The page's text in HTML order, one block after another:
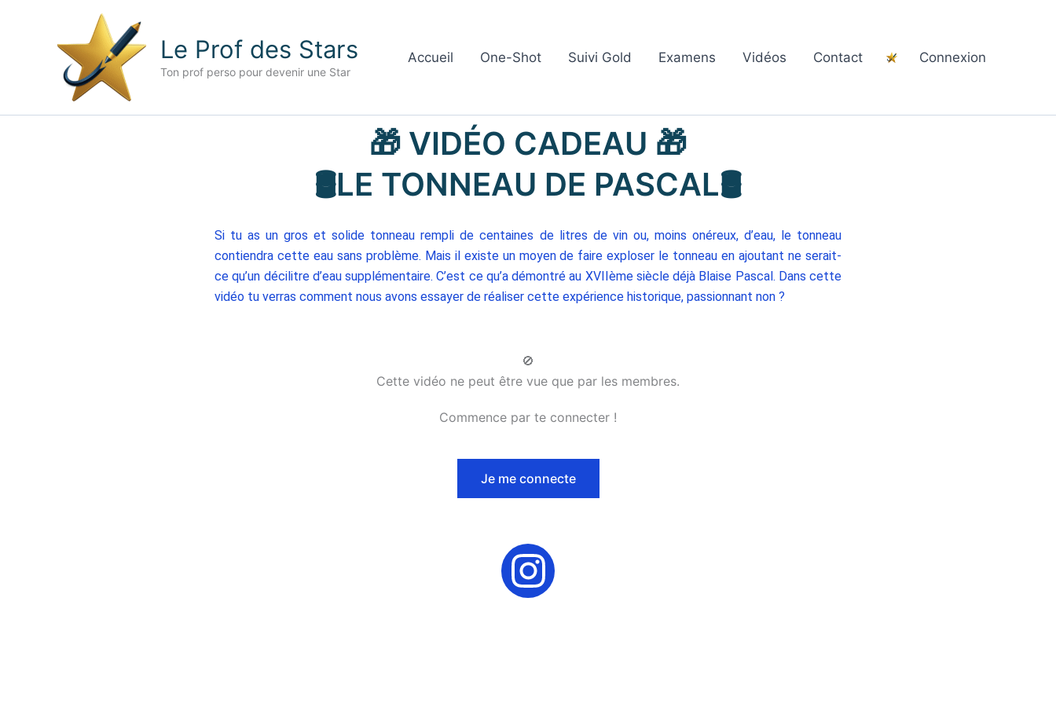
Le Prof des Stars
Ton prof perso pour devenir une Star
Accueil One-Shot Suivi Gold Examens Vidéos Contact Connexion
🎁 VIDÉO CADEAU 🎁
🛢️LE TONNEAU DE PASCAL🛢️
Si tu as un gros et solide tonneau rempli de centaines de litres de vin ou, moins onéreux, d’eau, le tonneau
contiendra cette eau sans problème. Mais il existe un moyen de faire exploser le tonneau en ajoutant ne serait-
ce qu’un décilitre d’eau supplémentaire. C’est ce qu’a démontré au XVIIème siècle déjà Blaise Pascal. Dans cette
vidéo tu verras comment nous avons essayer de réaliser cette expérience historique, passionnant non ?
🚫
Cette vidéo ne peut être vue que par les membres.
Commence par te connecter !
Je me connecte
I
n
s